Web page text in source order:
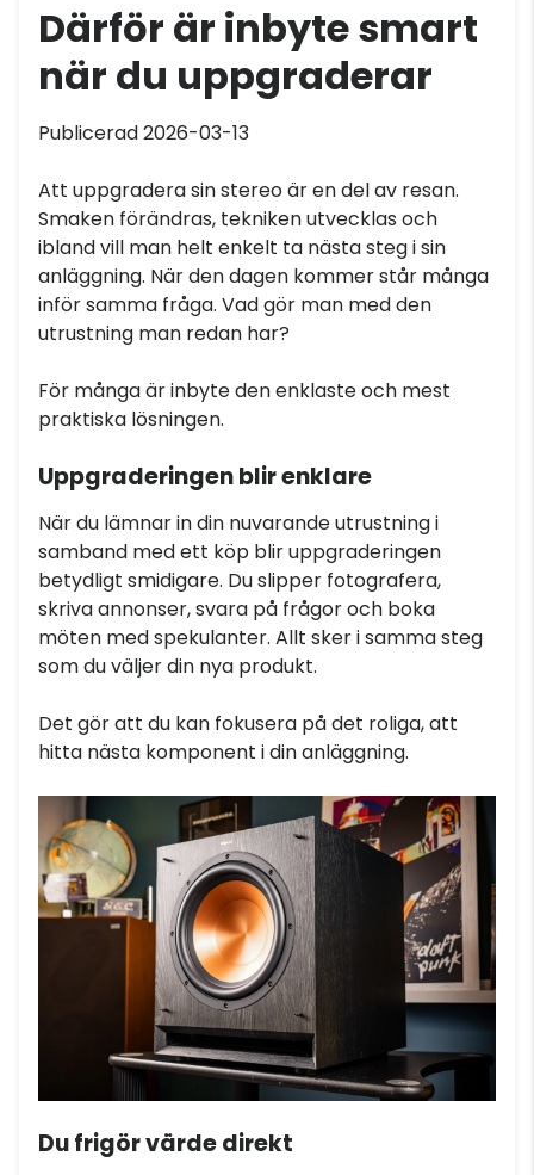
Därför är inbyte smart
när du uppgraderar
Publicerad 2026-03-13
Att uppgradera sin stereo är en del av resan.
Smaken förändras, tekniken utvecklas och
ibland vill man helt enkelt ta nästa steg i sin
anläggning. När den dagen kommer står många
inför samma fråga. Vad gör man med den
utrustning man redan har?
För många är inbyte den enklaste och mest
praktiska lösningen.
Uppgraderingen blir enklare
När du lämnar in din nuvarande utrustning i
samband med ett köp blir uppgraderingen
betydligt smidigare. Du slipper fotografera,
skriva annonser, svara på frågor och boka
möten med spekulanter. Allt sker i samma steg
som du väljer din nya produkt.
Det gör att du kan fokusera på det roliga, att
hitta nästa komponent i din anläggning.
Du frigör värde direkt